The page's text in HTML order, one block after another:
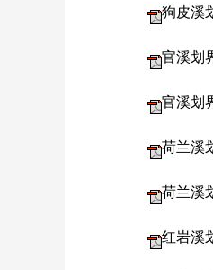
狗皮溪
官溪划
官溪划
荷兰溪
荷兰溪
红岩溪